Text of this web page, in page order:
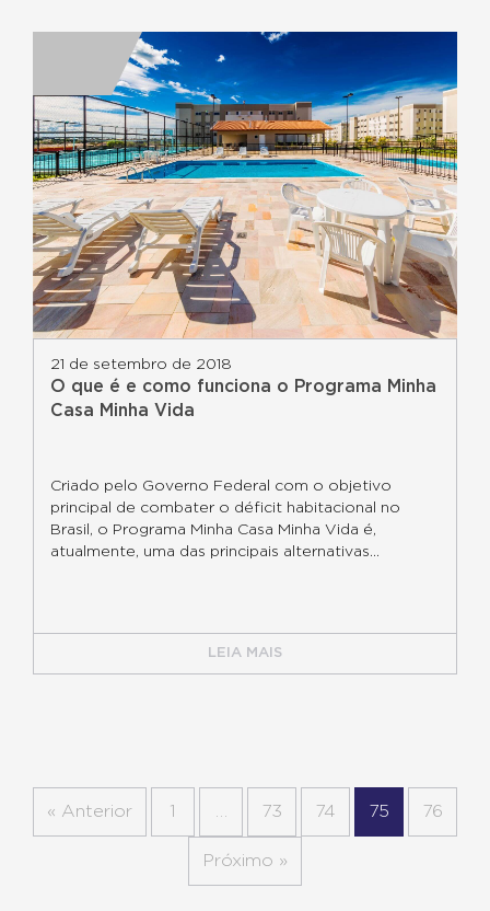
21 de setembro de 2018
O que é e como funciona o Programa Minha
Casa Minha Vida
Criado pelo Governo Federal com o objetivo
principal de combater o déficit habitacional no
Brasil, o Programa Minha Casa Minha Vida é,
atualmente, uma das principais alternativas...
LEIA MAIS
« Anterior 1 73 74 75 76
Próximo »